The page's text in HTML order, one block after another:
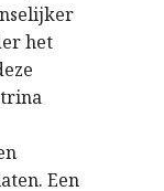
het
Een